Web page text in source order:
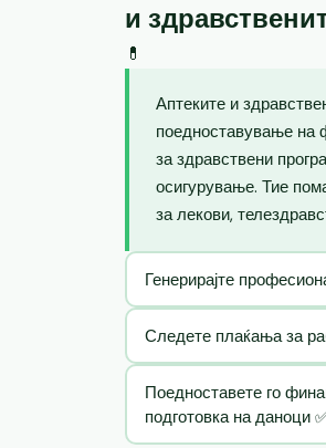
и
💊
Аптеките и
поедноставување на
за здравствени
осигурување. Тие
за лекови,
Генерирајте
Следете плаќања за
Поедноставете го
подготовка на даноци